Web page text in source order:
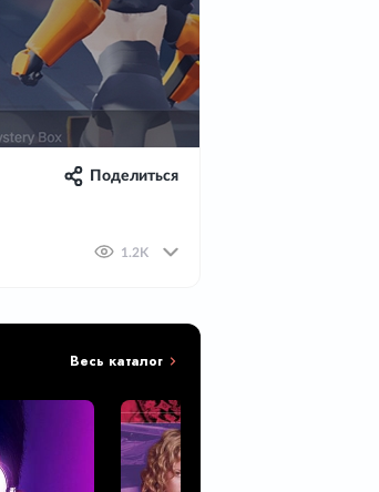
Поделиться
1.2K
Весь каталог